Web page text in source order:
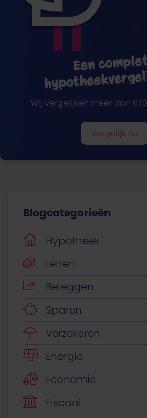
Een
Wij vergelijken méér dan
Vergelijk nu
Blogcategorieën
Hypotheek
Lenen
Beleggen
Sparen
Verzekeren
Energie
Economie
Fiscaal